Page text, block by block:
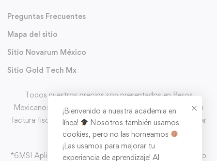
Preguntas Frecuentes
Mapa del sitio
Sitio Novarum México
Sitio Gold Tech Mx
Todos nuestros precios son presentados en Pesos
Mexicanos (MXN) y con IVA incluido. Puedes solicitar tu
factura fiscal directo en el carrito de comprar al completar
tu pedido.
*6MSI Aplica en pago con CLIP MX con tarjeas de crédito
¡Bienvenido a nuestra academia en
línea!
Nosotros también usamos
cookies, pero no las horneamos
¡Las usamos para mejorar tu
experiencia de aprendizaje! Al